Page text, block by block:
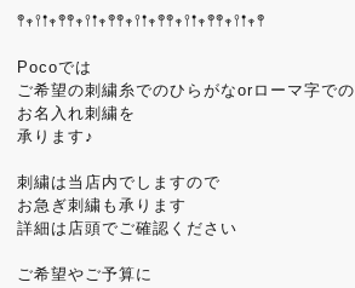
𖤣𖥧𖥣𖡡𖥧𖤣𖤣𖥧𖥣𖡡𖥧𖤣𖤣𖥧𖥣𖡡𖥧𖤣𖤣𖥧𖥣𖡡𖥧𖤣𖤣𖥧𖥣𖡡𖥧𖤣
Pocoでは
ご希望の刺繍糸でのひらがなorローマ字での
お名入れ刺繍を
承ります♪
刺繍は当店内でしますので
お急ぎ刺繍も承ります
詳細は店頭でご確認ください
ご希望やご予算に